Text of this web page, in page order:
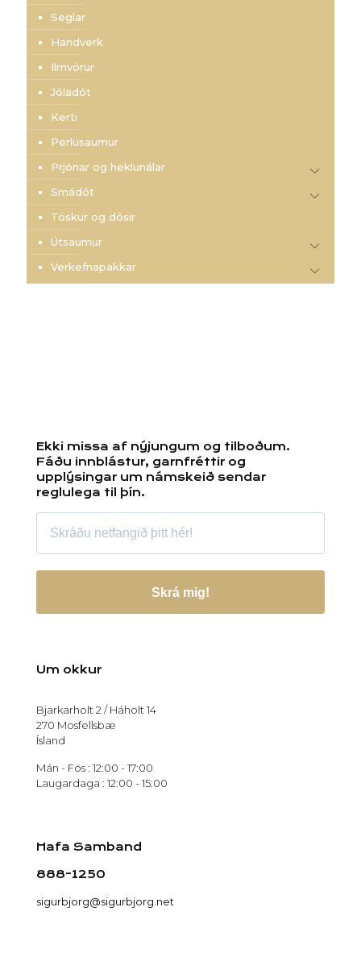
Seglar
Handverk
Ilmvörur
Jóladót
Kerti
Perlusaumur
Prjónar og heklunálar
Smádót
Töskur og dósir
Útsaumur
Verkefnapakkar
Ekki missa af nýjungum og tilboðum.
Fáðu innblástur, garnfréttir og
upplýsingar um námskeið sendar
reglulega til þín.
Skrá mig!
Um okkur
Bjarkarholt 2 / Háholt 14
270 Mosfellsbæ
Ísland
Mán - Fös : 12:00 - 17:00
Laugardaga : 12:00 - 15:00
Hafa Samband
888-1250
sigurbjorg@sigurbjorg.net